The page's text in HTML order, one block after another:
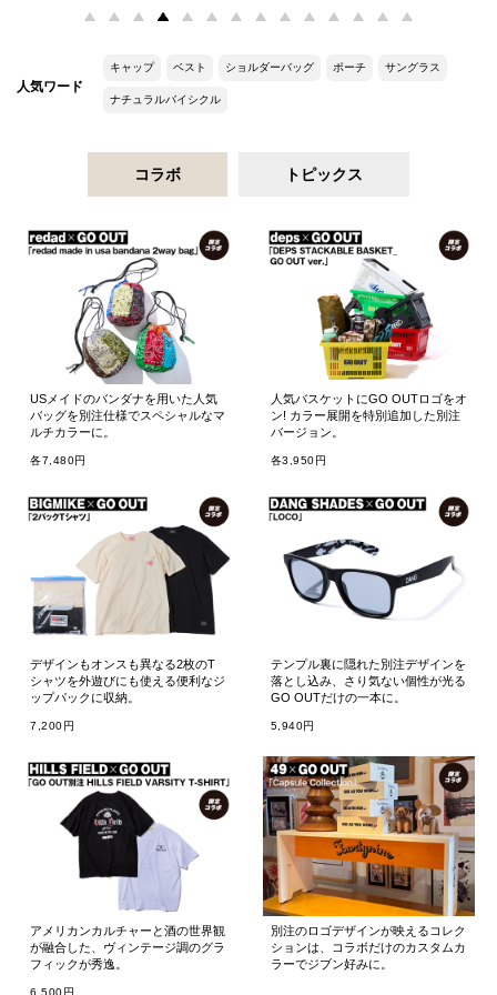
人気ワード
キャップ ベスト ショルダーバッグ ポーチ サングラス
ナチュラルバイシクル
コラボ トピックス
USメイドのバンダナを用いた人気
バッグを別注仕様でスペシャルなマ
ルチカラーに。
各7,480円
人気バスケットにGO OUTロゴをオ
ン! カラー展開を特別追加した別注
バージョン。
各3,950円
デザインもオンスも異なる2枚のT
シャツを外遊びにも使える便利なジ
ップパックに収納。
7,200円
テンプル裏に隠れた別注デザインを
落とし込み、さり気ない個性が光る
GO OUTだけの一本に。
5,940円
アメリカンカルチャーと酒の世界観
が融合した、ヴィンテージ調のグラ
フィックが秀逸。
6,500円
別注のロゴデザインが映えるコレク
ションは、コラボだけのカスタムカ
ラーでジブン好みに。